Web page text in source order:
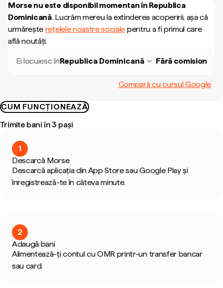
Morse nu este disponibil momentan în Republica
Dominicană. Lucrăm mereu la extinderea acoperirii, așa că
urmărește rețelele noastre sociale pentru a fi primul care
află noutăți.
Ei locuiesc înRepublica Dominicană Fără comision
Compară cu cursul Google
CUM FUNCȚIONEAZĂ
Trimite bani în 3 pași
1
Descarcă Morse
Descarcă aplicația din App Store sau Google Play și
înregistrează-te în câteva minute.
2
Adaugă bani
Alimentează-ți contul cu OMR printr-un transfer bancar
sau card.